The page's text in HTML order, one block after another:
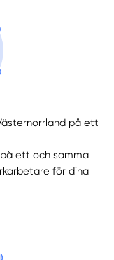
på ett
ett och samma
för dina